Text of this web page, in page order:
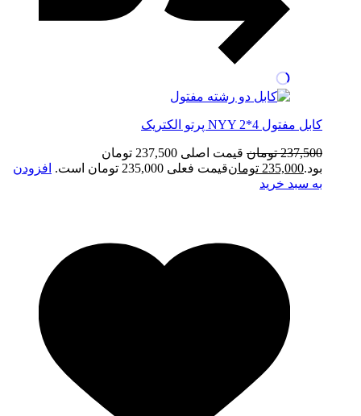
کابل مفتول NYY 2*4 پرتو الکتریک
237,500 تومان
قیمت اصلی 237,500 تومان
بود.235,000 تومانقیمت فعلی 235,000 تومان است.
افزودن
به سبد خرید